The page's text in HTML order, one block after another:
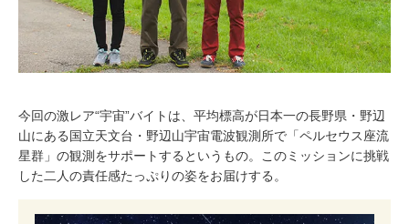
今回の激レア“宇宙”バイトは、平均標高が日本一の長野県・野辺
山にある国立天文台・野辺山宇宙電波観測所で「ペルセウス座流
星群」の観測をサポートするというもの。このミッションに挑戦
した二人の責任感たっぷりの姿をお届けする。